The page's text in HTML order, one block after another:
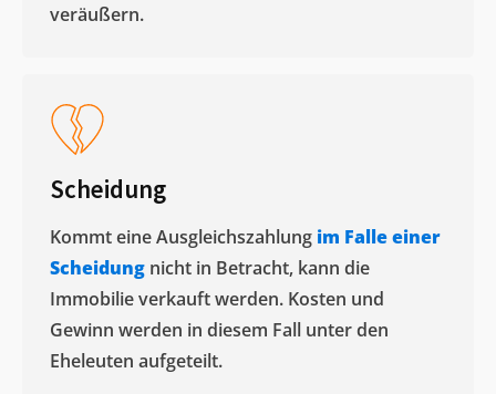
veräußern. ​
Scheidung
Kommt eine Ausgleichszahlung im Falle einer
Scheidung nicht in Betracht, kann die
Immobilie verkauft werden. Kosten und
Gewinn werden in diesem Fall unter den
Eheleuten aufgeteilt.​